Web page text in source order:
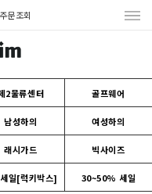
주문조회
2물류센터 골프웨어
남성하의 여성하의
래시가드 빅사이즈
일[럭키박스] 30~50% 세일